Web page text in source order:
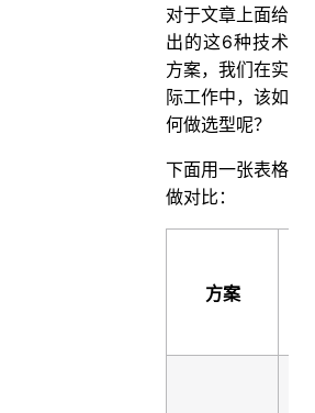
对于文章上面给
出的这6种技术
方案，我们在实
际工作中，该如
何做选型呢？
下面用一张表格
做对比：
方案